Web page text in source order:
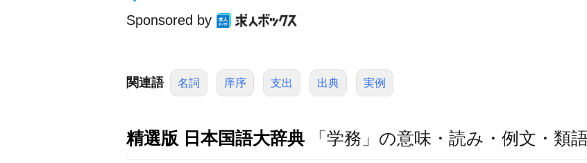
Sponsored by
関連語 名詞 庠序 支出 出典 実例
精選版 日本国語大辞典 「学務」の意味・読み・例文・類